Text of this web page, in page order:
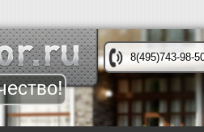
8(495)743-98-